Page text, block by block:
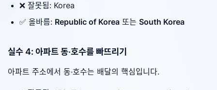
❌ 잘못됨: Korea
✅ 올바름: Republic of Korea 또는 South Korea
실수 4: 아파트 동·호수를 빠뜨리기
아파트 주소에서 동·호수는 배달의 핵심입니다.